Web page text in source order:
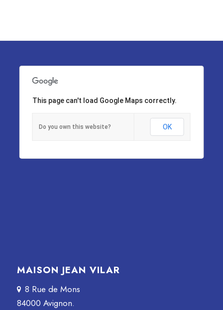
This page can't load Google Maps correctly.
Do you own this website? OK
MAISON JEAN VILAR
8 Rue de Mons
84000 Avignon.